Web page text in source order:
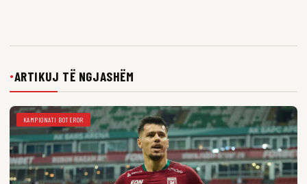
●ARTIKUJ TË NGJASHËM
KAMPIONATI BOTEROR